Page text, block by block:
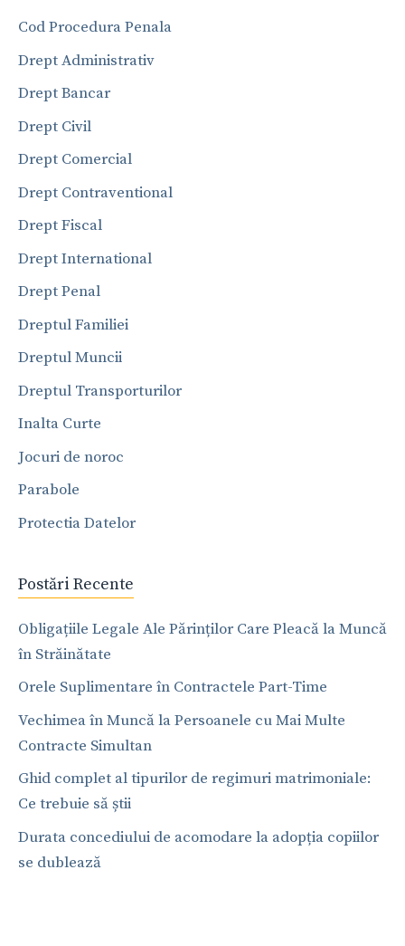
Cod Procedura Penala
Drept Administrativ
Drept Bancar
Drept Civil
Drept Comercial
Drept Contraventional
Drept Fiscal
Drept International
Drept Penal
Dreptul Familiei
Dreptul Muncii
Dreptul Transporturilor
Inalta Curte
Jocuri de noroc
Parabole
Protectia Datelor
Postări Recente
Obligațiile Legale Ale Părinților Care Pleacă la Muncă
în Străinătate
Orele Suplimentare în Contractele Part-Time
Vechimea în Muncă la Persoanele cu Mai Multe
Contracte Simultan
Ghid complet al tipurilor de regimuri matrimoniale:
Ce trebuie să știi
Durata concediului de acomodare la adopția copiilor
se dublează